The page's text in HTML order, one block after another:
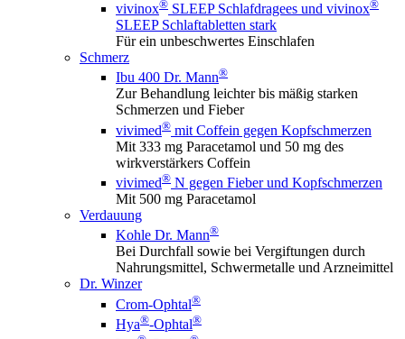
vivinox® SLEEP Schlafdragees und vivinox®
SLEEP Schlaftabletten stark
Für ein unbeschwertes Einschlafen
Schmerz
Ibu 400 Dr. Mann®
Zur Behandlung leichter bis mäßig starken
Schmerzen und Fieber
vivimed® mit Coffein gegen Kopfschmerzen
Mit 333 mg Paracetamol und 50 mg des
wirkverstärkers Coffein
vivimed® N gegen Fieber und Kopfschmerzen
Mit 500 mg Paracetamol
Verdauung
Kohle Dr. Mann®
Bei Durchfall sowie bei Vergiftungen durch
Nahrungsmittel, Schwermetalle und Arzneimittel
Dr. Winzer
Crom-Ophtal®
Hya®-Ophtal®